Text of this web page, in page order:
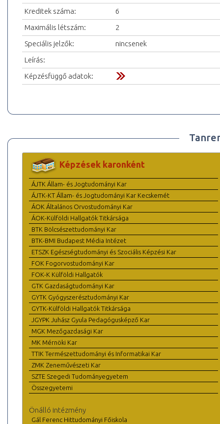
Kreditek száma:
6
Maximális létszám:
2
Speciális jelzők:
nincsenek
Leírás:
Képzésfüggő adatok:
Képzések karonként
ÁJTK Állam- és Jogtudományi Kar
ÁJTK-KT Állam- és Jogtudományi Kar Kecskemét
ÁOK Általános Orvostudományi Kar
ÁOK-Külföldi Hallgatók Titkársága
BTK Bölcsészettudományi Kar
BTK-BMI Budapest Média Intézet
ETSZK Egészségtudományi és Szociális Képzési Kar
FOK Fogorvostudományi Kar
FOK-K Külföldi Hallgatók
GTK Gazdaságtudományi Kar
GYTK Gyógyszerésztudományi Kar
GYTK-Külföldi Hallgatók Titkársága
JGYPK Juhász Gyula Pedagógusképző Kar
MGK Mezőgazdasági Kar
MK Mérnöki Kar
TTIK Természettudományi és Informatikai Kar
ZMK Zeneművészeti Kar
SZTE Szegedi Tudományegyetem
Összegyetemi
Önálló intézmény
Gál Ferenc Hittudományi Főiskola